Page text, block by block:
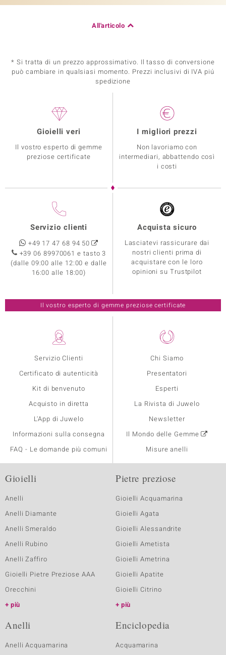
All'articolo
* Si tratta di un prezzo approssimativo. Il tasso di conversione
può cambiare in qualsiasi momento. Prezzi inclusivi di IVA piú
spedizione
Servizio Clienti
Certificato di autenticità
Kit di benvenuto
Acquisto in diretta
L'App di Juwelo
Informazioni sulla consegna
FAQ - Le domande più comuni
Chi Siamo
Presentatori
Esperti
La Rivista di Juwelo
Newsletter
Il Mondo delle Gemme
Misure anelli
Gioielli veri
Il vostro esperto di gemme
preziose certificate
I migliori prezzi
Non lavoriamo con
intermediari, abbattendo così
i costi
Servizio clienti
+49 17 47 68 94 50
+39 06 89970061 e tasto 3
(dalle 09:00 alle 12:00 e dalle
16:00 alle 18:00)
Acquista sicuro
Lasciatevi rassicurare dai
nostri clienti prima di
acquistare con le loro
opinioni su Trustpilot
Il vostro esperto di gemme preziose certificate
Gioielli
Anelli
Anelli Diamante
Anelli Smeraldo
Anelli Rubino
Anelli Zaffiro
Gioielli Pietre Preziose AAA
Orecchini
più
Pietre preziose
Gioielli Acquamarina
Gioielli Agata
Gioielli Alessandrite
Gioielli Ametista
Gioielli Ametrina
Gioielli Apatite
Gioielli Citrino
più
Anelli
Anelli Acquamarina
Enciclopedia
Acquamarina